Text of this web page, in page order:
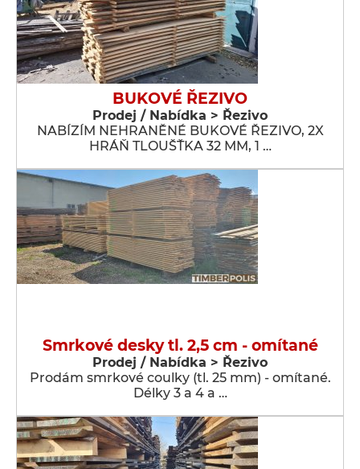
BUKOVÉ ŘEZIVO
Prodej / Nabídka > Řezivo
NABÍZÍM NEHRANĚNÉ BUKOVÉ ŘEZIVO, 2X
HRÁŇ TLOUŠŤKA 32 MM, 1 …
Smrkové desky tl. 2,5 cm - omítané
Prodej / Nabídka > Řezivo
Prodám smrkové coulky (tl. 25 mm) - omítané.
Délky 3 a 4 a …